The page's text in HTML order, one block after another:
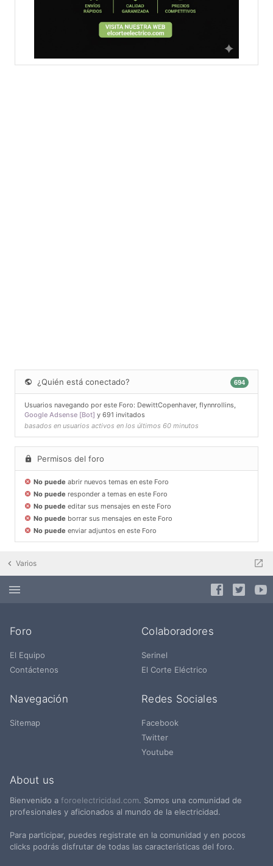
¿Quién está conectado? 694
Usuarios navegando por este Foro: DewittCopenhaver, flynnrollins,
Google Adsense [Bot] y 691 invitados
basados en usuarios activos en los últimos 60 minutos
Permisos del foro
No puede abrir nuevos temas en este Foro
No puede responder a temas en este Foro
No puede editar sus mensajes en este Foro
No puede borrar sus mensajes en este Foro
No puede enviar adjuntos en este Foro
Varios
Foro
El Equipo
Contáctenos
Colaboradores
Serinel
El Corte Eléctrico
Navegación
Sitemap
Redes Sociales
Facebook
Twitter
Youtube
About us
Bienvenido a foroelectricidad.com. Somos una comunidad de
profesionales y aficionados al mundo de la electricidad.
Para participar, puedes registrate en la comunidad y en pocos
clicks podrás disfrutar de todas las características del foro.